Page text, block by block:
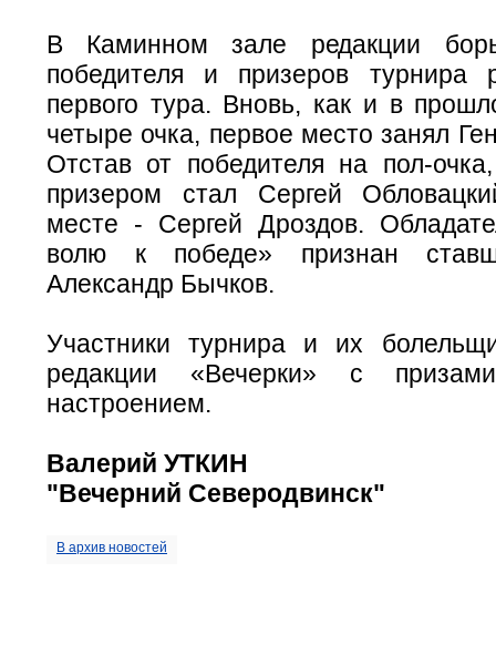
В Каминном зале редакции
победителя и призеров турнира
первого тура. Вновь, как и в
четыре очка, первое место занял
Отстав от победителя на пол-
призером стал Сергей
месте - Сергей Дроздов.
волю к победе» признан
Александр Бычков.
Участники турнира и их
редакции «Вечерки» с
настроением.
Валерий УТКИН
"Вечерний Северодвинск"
В архив новостей